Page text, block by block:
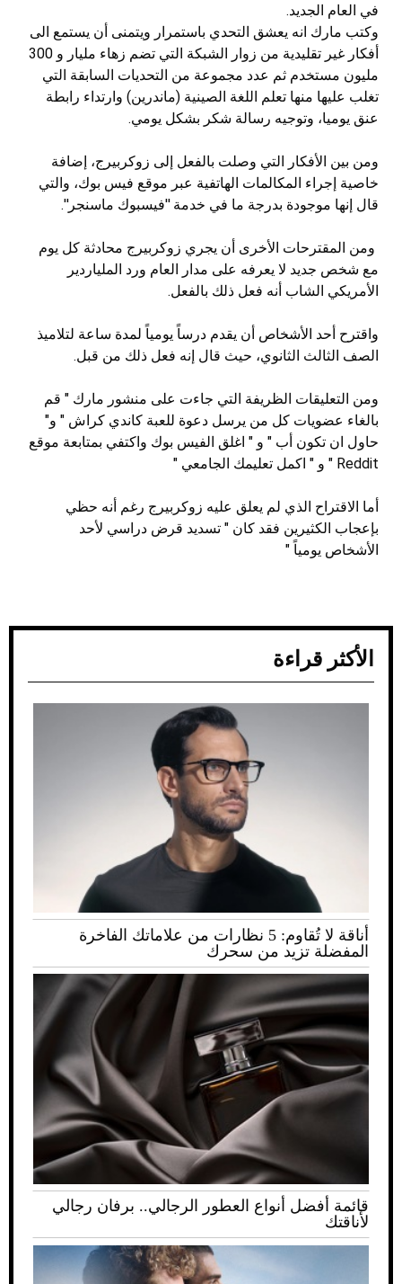
في العام الجديد.
وكتب مارك انه يعشق التحدي باستمرار ويتمنى أن يستمع الى
أفكار غير تقليدية من زوار الشبكة التي تضم زهاء مليار و 300
مليون مستخدم ثم عدد مجموعة من التحديات السابقة التي
تغلب عليها منها تعلم اللغة الصينية (ماندرين) وارتداء رابطة
عنق يوميا، وتوجيه رسالة شكر بشكل يومي.
ومن بين الأفكار التي وصلت بالفعل إلى زوكربيرج، إضافة
خاصية إجراء المكالمات الهاتفية عبر موقع فيس بوك، والتي
قال إنها موجودة بدرجة ما في خدمة ''فيسبوك ماسنجر''.
ومن المقترحات الأخرى أن يجري زوكربيرج محادثة كل يوم
مع شخص جديد لا يعرفه على مدار العام ورد الملياردير
الأمريكي الشاب أنه فعل ذلك بالفعل.
واقترح أحد الأشخاص أن يقدم درساً يومياً لمدة ساعة لتلاميذ
الصف الثالث الثانوي، حيث قال إنه فعل ذلك من قبل.
ومن التعليقات الظريفة التي جاءت على منشور مارك " قم
بالغاء عضويات كل من يرسل دعوة للعبة كاندي كراش " و"
حاول ان تكون أب " و " اغلق الفيس بوك واكتفي بمتابعة موقع
Reddit " و " اكمل تعليمك الجامعي "
أما الاقتراح الذي لم يعلق عليه زوكربيرج رغم أنه حظي
بإعجاب الكثيرين فقد كان " تسديد قرض دراسي لأحد
الأشخاص يومياً "
الأكثر قراءة
أناقة لا تُقاوم: 5 نظارات من علاماتك الفاخرة
المفضلة تزيد من سحرك
قائمة أفضل أنواع العطور الرجالي.. برفان رجالي
لأناقتك